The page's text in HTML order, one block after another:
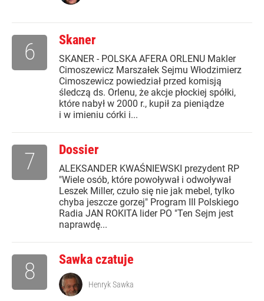
Skaner
SKANER - POLSKA AFERA ORLENU Makler
Cimoszewicz Marszałek Sejmu Włodzimierz
Cimoszewicz powiedział przed komisją
śledczą ds. Orlenu, że akcje płockiej spółki,
które nabył w 2000 r., kupił za pieniądze
i w imieniu córki i...
6
Dossier
ALEKSANDER KWAŚNIEWSKI prezydent RP
"Wiele osób, które powoływał i odwoływał
Leszek Miller, czuło się nie jak mebel, tylko
chyba jeszcze gorzej" Program III Polskiego
Radia JAN ROKITA lider PO "Ten Sejm jest
naprawdę...
7
Sawka czatuje
8 Henryk Sawka